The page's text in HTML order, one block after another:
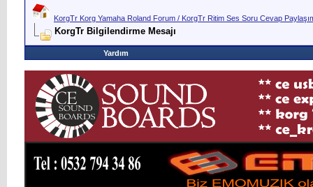
KorgTr Korg Yamaha Roland Forum / KorgTr Ritim Ses Soru Cevap
KorgTr Bilgilendirme Mesajı
Yardım